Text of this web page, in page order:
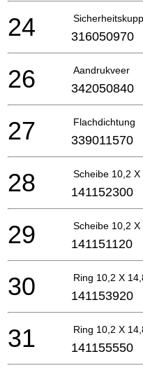
24 316050970
Aandrukveer
26 342050840
Flachdichtung
27 339011570
Scheibe 10,2
28 141152300
Scheibe 10,2 X
29 141151120
Ring 10,2 X
30 141153920
Ring 10,2 X
31 141155550